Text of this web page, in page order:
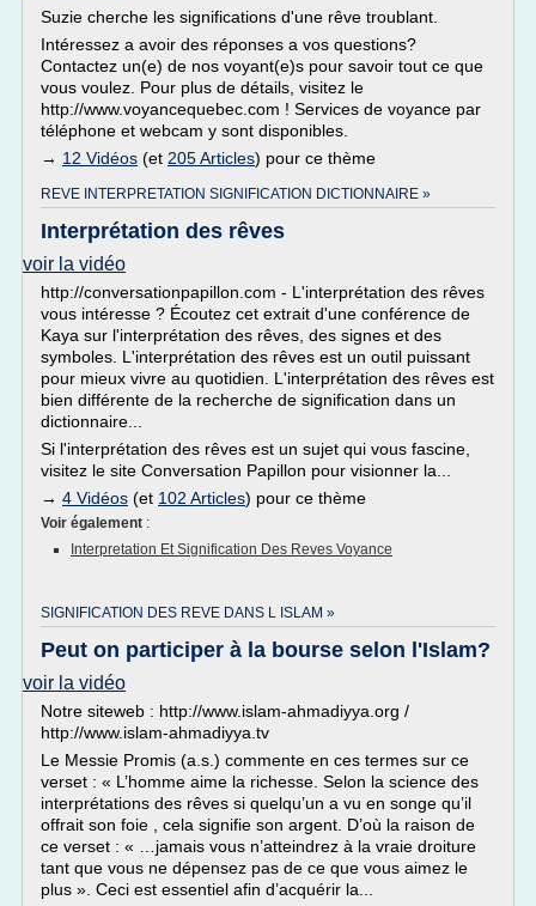
Suzie cherche les significations d'une rêve troublant.
Intéressez a avoir des réponses a vos questions?
Contactez un(e) de nos voyant(e)s pour savoir tout ce que
vous voulez. Pour plus de détails, visitez le
http://www.voyancequebec.com ! Services de voyance par
téléphone et webcam y sont disponibles.
→ 12 Vidéos (et 205 Articles) pour ce thème
REVE INTERPRETATION SIGNIFICATION DICTIONNAIRE »
Interprétation des rêves
voir la vidéo
http://conversationpapillon.com - L'interprétation des rêves
vous intéresse ? Écoutez cet extrait d'une conférence de
Kaya sur l'interprétation des rêves, des signes et des
symboles. L'interprétation des rêves est un outil puissant
pour mieux vivre au quotidien. L'interprétation des rêves est
bien différente de la recherche de signification dans un
dictionnaire...
Si l'interprétation des rêves est un sujet qui vous fascine,
visitez le site Conversation Papillon pour visionner la...
→ 4 Vidéos (et 102 Articles) pour ce thème
Voir également :
Interpretation Et Signification Des Reves Voyance
SIGNIFICATION DES REVE DANS L ISLAM »
Peut on participer à la bourse selon l'Islam?
voir la vidéo
Notre siteweb : http://www.islam-ahmadiyya.org /
http://www.islam-ahmadiyya.tv
Le Messie Promis (a.s.) commente en ces termes sur ce
verset : « L’homme aime la richesse. Selon la science des
interprétations des rêves si quelqu’un a vu en songe qu’il
offrait son foie , cela signifie son argent. D’où la raison de
ce verset : « …jamais vous n’atteindrez à la vraie droiture
tant que vous ne dépensez pas de ce que vous aimez le
plus ». Ceci est essentiel afin d’acquérir la...